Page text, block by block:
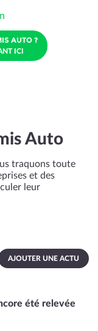
AUTO ?
ICI
Auto
traquons toute
et des
leur
AJOUTER UNE ACTU
été relevée